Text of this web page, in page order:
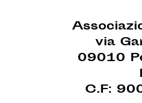
via
09010
C.F: